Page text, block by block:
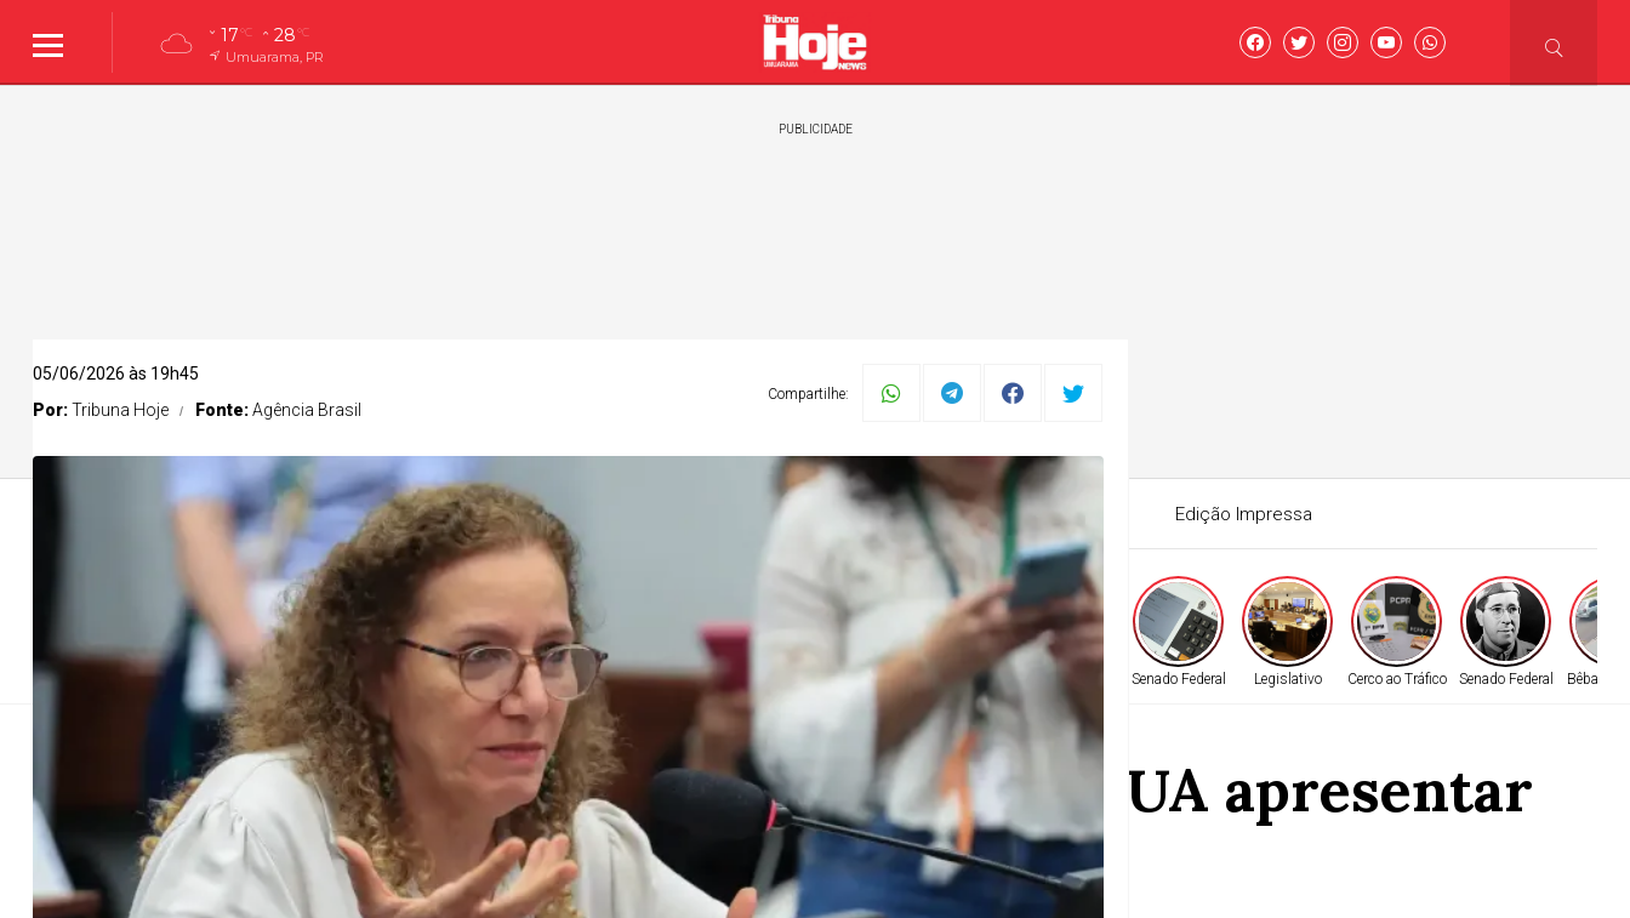
17°C 28°C
Umuarama, PR
PUBLICIDADE
Umuarama Policial Política Automóveis Geral Zélia Casoni Edição Impressa
Senado Federal Economia Senado Federal Morte Violenta Senado Federal Tensão Familiar Crédito no Campo Senado Federal Legislativo Cerco ao Tráfico Senado Federal Bêbado
Parlamentares governistas vão aos EUA apresentar
contraponto à direita
05/06/2026 às 19h45
Por:Tribuna Hoje Fonte:Agência Brasil
Compartilhe: